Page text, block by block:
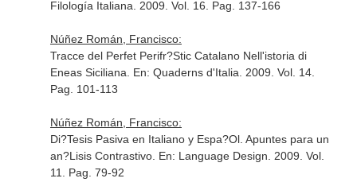
Filología Italiana . 2009. Vol. 16. Pag. 137-166
Núñez Román, Francisco:
Tracce del Perfet Perifr?Stic Catalano Nell'istoria di
Eneas Siciliana. En: Quaderns d'Italia . 2009. Vol. 14.
Pag. 101-113
Núñez Román, Francisco:
Di?Tesis Pasiva en Italiano y Espa?Ol. Apuntes para un
an?Lisis Contrastivo. En: Language Design . 2009. Vol.
11. Pag. 79-92